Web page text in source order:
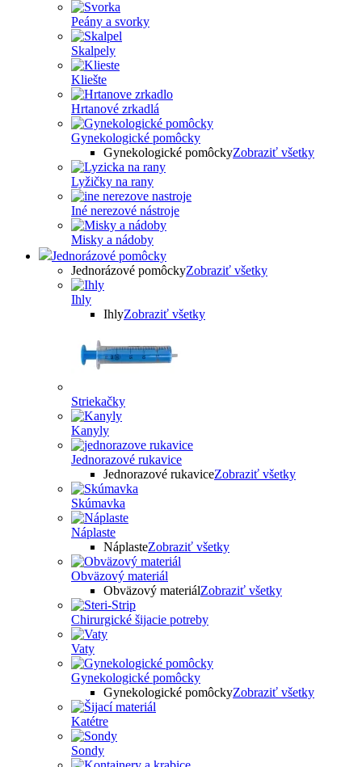
Peány a svorky
Skalpely
Kliešte
Hrtanové zrkadlá
Gynekologické pomôcky
Gynekologické pomôckyZobraziť všetky
Lyžičky na rany
Iné nerezové nástroje
Misky a nádoby
Jednorázové pomôcky
Jednorázové pomôckyZobraziť všetky
Ihly
IhlyZobraziť všetky
Striekačky
Kanyly
Jednorazové rukavice
Jednorazové rukaviceZobraziť všetky
Skúmavka
Náplaste
NáplasteZobraziť všetky
Obväzový materiál
Obväzový materiálZobraziť všetky
Chirurgické šijacie potreby
Vaty
Gynekologické pomôcky
Gynekologické pomôckyZobraziť všetky
Katétre
Sondy